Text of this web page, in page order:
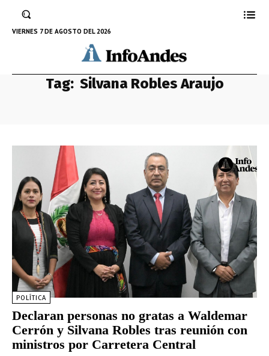
VIERNES 7 DE AGOSTO DEL 2026
Tag: Silvana Robles Araujo
POLÍTICA
Declaran personas no gratas a Waldemar
Cerrón y Silvana Robles tras reunión con
ministros por Carretera Central